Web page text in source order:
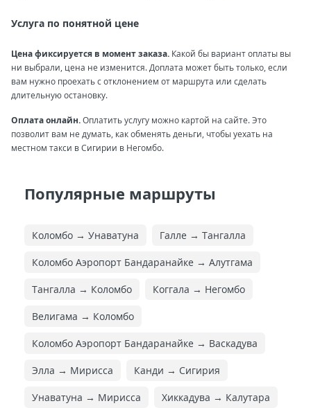
Услуга по понятной цене
Цена фиксируется в момент заказа. Какой бы вариант оплаты вы
ни выбрали, цена не изменится. Доплата может быть только, если
вам нужно проехать с отклонением от маршрута или сделать
длительную остановку.
Оплата онлайн.Оплатить услугу можно картой на сайте. Это
позволит вам не думать, как обменять деньги, чтобы уехать на
местном такси в Сигирии в Негомбо.
Популярные маршруты
Коломбо → Унаватуна Галле → Тангалла
Коломбо Аэропорт Бандаранайке → Алутгама
Тангалла → Коломбо Коггала → Негомбо
Велигама → Коломбо
Коломбо Аэропорт Бандаранайке → Васкадува
Элла → Мирисса Канди → Сигирия
Унаватуна → Мирисса Хиккадува → Калутара